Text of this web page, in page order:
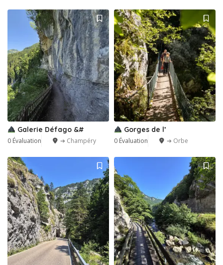
Galerie Défago &#
0 Évaluation ➔ Champéry
Gorges de l’
0 Évaluation ➔ Orbe